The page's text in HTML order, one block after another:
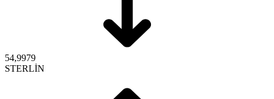
54,9979
STERLİN